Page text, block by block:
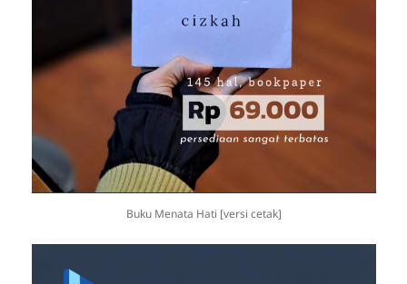
Buku Menata Hati [versi cetak]